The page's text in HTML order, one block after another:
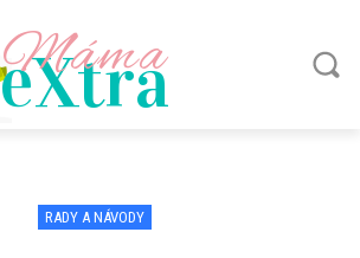
eXtra
Máma
RADY A NÁVODY